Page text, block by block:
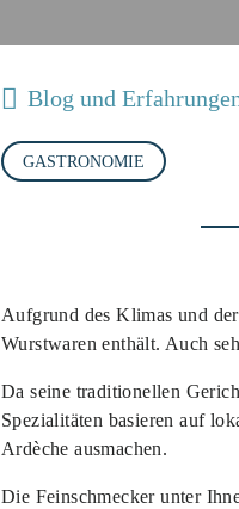
Blog und
GASTRONOMIE
Aufgrund des Klimas und
Wurstwaren enthält. Auch
Da seine traditionellen
Spezialitäten basieren auf
Ardèche ausmachen.
Die Feinschmecker unter